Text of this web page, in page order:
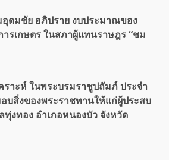
อุดมชัย อภิปราย งบประมาณของ
ารเกษตร ในสภาผู้แทนราษฎร “ชม
าะห์ ในพระบรมราชูปถัมภ์ ประจำ
บสิ่งของพระราชทานให้แก่ผู้ประสบ
งทอง อำเภอหนองบัว จังหวัด